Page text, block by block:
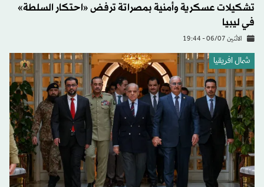
تشكيلات عسكرية وأمنية بمصراتة ترفض «احتكار السلطة»
في ليبيا
الاثنين 06/07 - 19:44
شمال افريقيا